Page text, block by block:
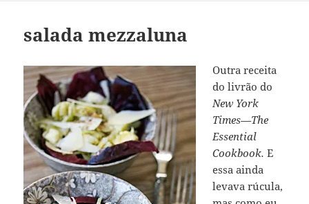
salada mezzaluna
Outra receita
do livrão do
New York
Times—The
Essential
Cookbook. E
essa ainda
levava rúcula,